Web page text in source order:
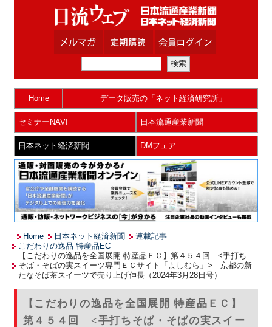
Home データ販売の「ネット経済研究所」
セミナーNAVI 日本流通産業新聞
日本ネット経済新聞 DMフェア
Home 日本ネット経済新聞
連載記事
こだわりの逸品 特産品EC
【こだわりの逸品を全国展開 特産品ＥＣ】第４５４回 <手打ち
そば・そばの実スイーツ専門ＥＣサイト「よしむら」> 京都の新
たなそば茶スイーツで売り上げ伸長（2024年3月28日号）
【こだわりの逸品を全国展開 特産品ＥＣ】
第４５４回 <手打ちそば・そばの実スイー